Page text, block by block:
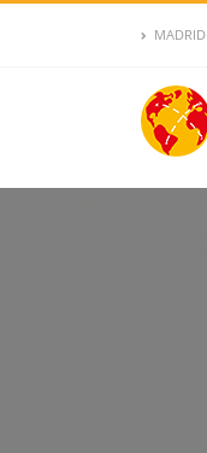
MADRID